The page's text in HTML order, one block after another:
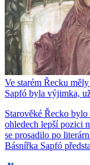
Ve starém Řecku
Sapfó byla výjimka,
Starověké Řecko
ohledech lepší pozici
se prosadilo po
Básnířka Sapfó